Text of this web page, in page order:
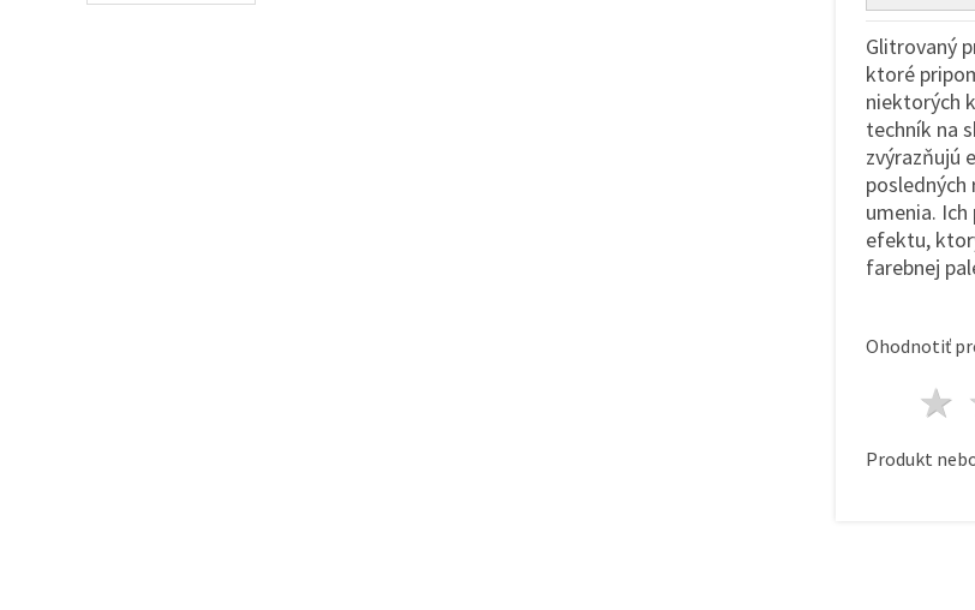
Glitrovaný
ktoré
niektorých
techník na
zvýrazňujú
umenia.
efektu,
farebnej
Ohodnotiť
Produkt